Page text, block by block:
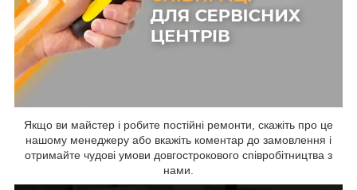
Якщо ви майстер і робите постійні ремонти, скажіть про це
нашому менеджеру або вкажіть коментар до замовлення і
отримайте чудові умови довгострокового співробітництва з
нами.